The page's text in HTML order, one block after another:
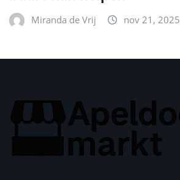
Miranda de Vrij nov 21, 2025